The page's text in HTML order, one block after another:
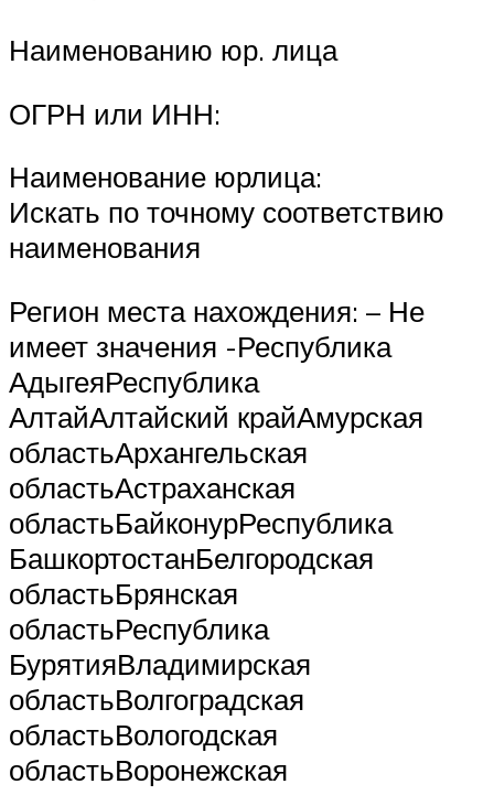
Наименованию юр. лица
ОГРН или ИНН:
Наименование юрлица:
Искать по точному соответствию
наименования
Регион места нахождения: – Не
имеет значения -Республика
АдыгеяРеспублика
АлтайАлтайский крайАмурская
областьАрхангельская
областьАстраханская
областьБайконурРеспублика
БашкортостанБелгородская
областьБрянская
областьРеспублика
БурятияВладимирская
областьВолгоградская
областьВологодская
областьВоронежская